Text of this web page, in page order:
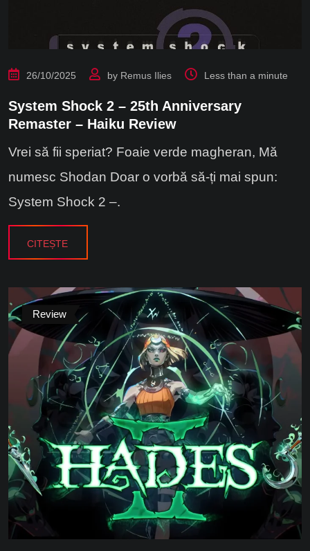
26/10/2025 by Remus Ilies Less than a minute
System Shock 2 – 25th Anniversary
Remaster – Haiku Review
Vrei să fii speriat? Foaie verde magheran, Mă
numesc Shodan Doar o vorbă să-ți mai spun:
System Shock 2 –.
CITEȘTE
Review